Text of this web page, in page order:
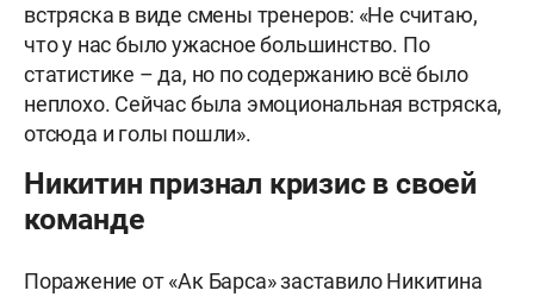
встряска в виде смены тренеров: «Не считаю,
что у нас было ужасное большинство. По
статистике – да, но по содержанию всё было
неплохо. Сейчас была эмоциональная встряска,
отсюда и голы пошли».
Никитин признал кризис в своей
команде
Поражение от «Ак Барса» заставило Никитина